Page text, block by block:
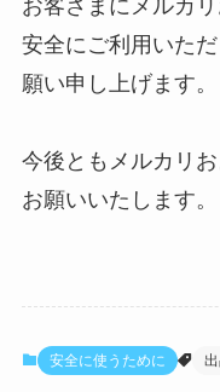
お客さまにメルカ
安全にご利用いた
願い申し上げます。
今後ともメルカリ
お願いいたします。
安全に使うために